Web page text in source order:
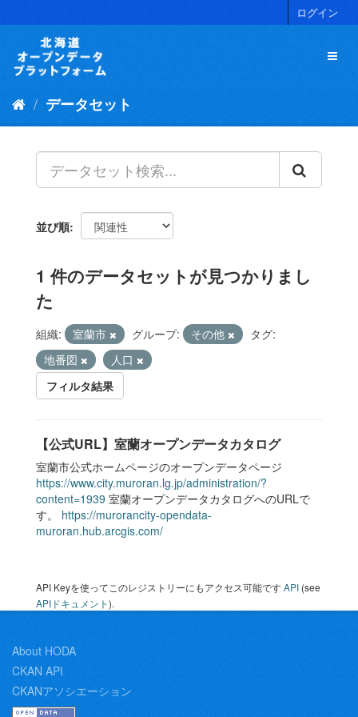
キ
ログイン
データセット
並び順
1 件のデータセットが見つかりまし
た
組織: 室蘭市 グループ: その他
タグ:
地番図
人口
フィルタ結果
【公式URL】室蘭オープンデータカタログ
室蘭市公式ホームページのオープンデータページ
https://www.city.muroran.lg.jp/administration/?
content=1939 室蘭オープンデータカタログへのURLで
す。 https://murorancity-opendata-
muroran.hub.arcgis.com/
API Keyを使ってこのレジストリーにもアクセス可能ですAPI (see
APIドキュメント).
About HODA
CKAN API
CKANアソシエーション